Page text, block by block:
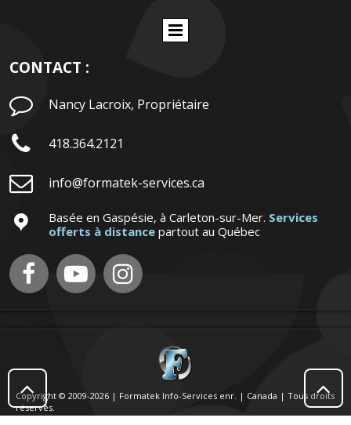


CONTACT :
 Nancy Lacroix, Propriétaire
 418.364.2121
 info@formatek-services.ca
 Basée en Gaspésie, à Carleton-sur-Mer. Services
offerts à distance partout au Québec
  
Copyright © 2009-2026 | Formatek Info-Services enr. | Canada | Tous droits
réservés.